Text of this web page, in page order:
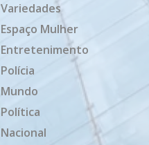
Variedades
Espaço Mulher
Entretenimento
Polícia
Mundo
Política
Nacional